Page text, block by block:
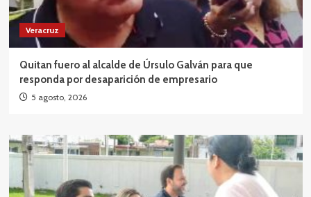
Veracruz
Quitan fuero al alcalde de Úrsulo Galván para que
responda por desaparición de empresario
5 agosto, 2026